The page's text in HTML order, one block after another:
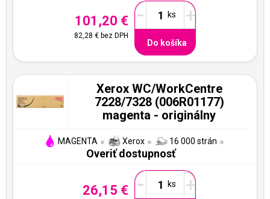
101,20 €
82,28 € bez DPH
- +
Do košíka
Xerox WC/WorkCentre
7228/7328 (006R01177)
magenta - originálny
MAGENTA Xerox 16 000 strán
Overiť dostupnosť
26,15 € - +